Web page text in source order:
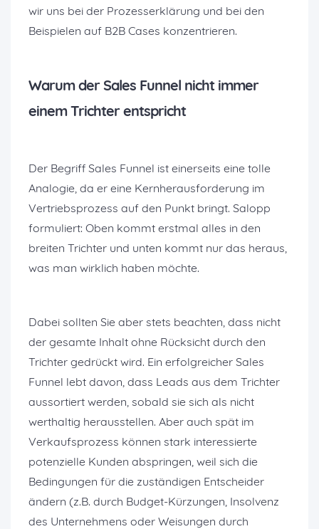
wir uns bei der Prozesserklärung und bei den
Beispielen auf B2B Cases konzentrieren.
Warum der Sales Funnel nicht immer
einem Trichter entspricht
Der Begriff Sales Funnel ist einerseits eine tolle
Analogie, da er eine Kernherausforderung im
Vertriebsprozess auf den Punkt bringt. Salopp
formuliert: Oben kommt erstmal alles in den
breiten Trichter und unten kommt nur das heraus,
was man wirklich haben möchte.
Dabei sollten Sie aber stets beachten, dass nicht
der gesamte Inhalt ohne Rücksicht durch den
Trichter gedrückt wird. Ein erfolgreicher Sales
Funnel lebt davon, dass Leads aus dem Trichter
aussortiert werden, sobald sie sich als nicht
werthaltig herausstellen. Aber auch spät im
Verkaufsprozess können stark interessierte
potenzielle Kunden abspringen, weil sich die
Bedingungen für die zuständigen Entscheider
ändern (z.B. durch Budget-Kürzungen, Insolvenz
des Unternehmens oder Weisungen durch